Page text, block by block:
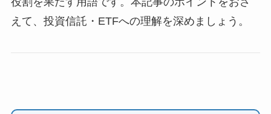
えて、投資信託・ETFへの理解を深めましょう。